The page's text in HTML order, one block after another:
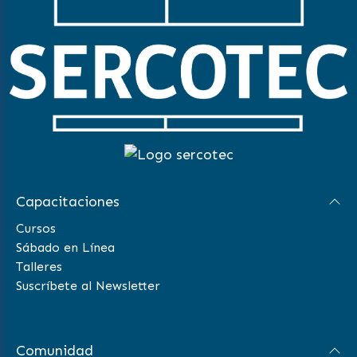
Capacitaciones
Cursos
Sábado en Línea
Talleres
Suscríbete al Newsletter
Comunidad